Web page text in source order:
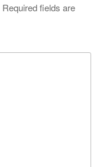
Required fields are